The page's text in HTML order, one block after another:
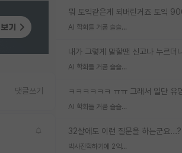
AI 학회들 거품 슬슬 지적이 나오네요
내가 그렇게 말할땐 신고나 누르더니
AI 학회들 거품 슬슬 지적이 나오네요
AI 학회들 거품 슬슬 지적이 나오네요
32살에도 이런 질문을 하는군요...?
박사진학하기에 2억은 괜찮은 (?) 정도의 경제력인가요
댓글쓰기